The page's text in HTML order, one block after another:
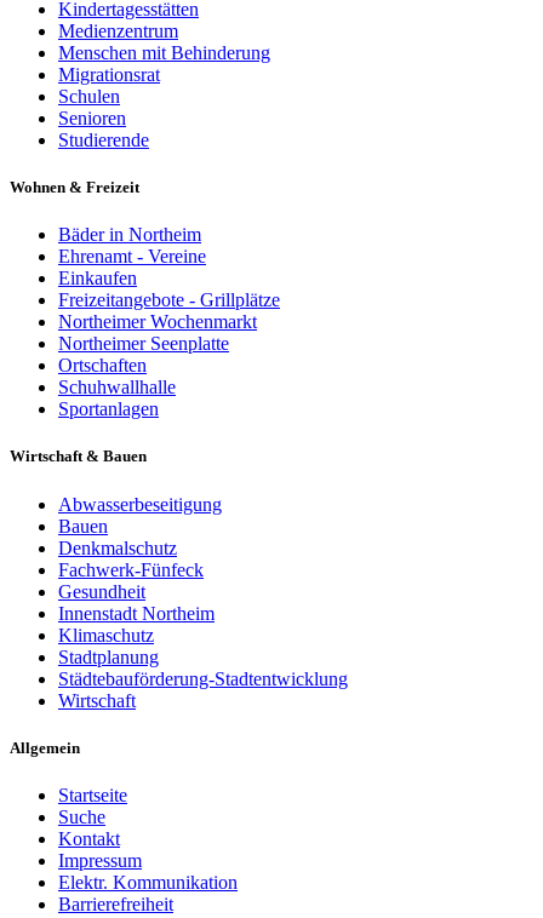
Kindertagesstätten
Medienzentrum
Menschen mit Behinderung
Migrationsrat
Schulen
Senioren
Studierende
Wohnen & Freizeit
Bäder in Northeim
Ehrenamt - Vereine
Einkaufen
Freizeitangebote - Grillplätze
Northeimer Wochenmarkt
Northeimer Seenplatte
Ortschaften
Schuhwallhalle
Sportanlagen
Wirtschaft & Bauen
Abwasserbeseitigung
Bauen
Denkmalschutz
Fachwerk-Fünfeck
Gesundheit
Innenstadt Northeim
Klimaschutz
Stadtplanung
Städtebauförderung-Stadtentwicklung
Wirtschaft
Allgemein
Startseite
Suche
Kontakt
Impressum
Elektr. Kommunikation
Barrierefreiheit